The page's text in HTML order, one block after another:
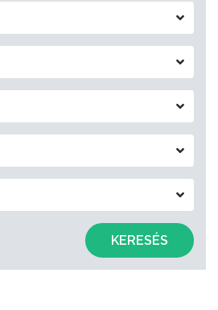
KERESÉS